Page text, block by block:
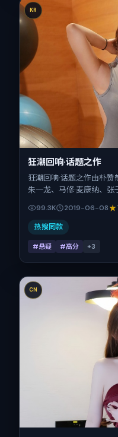
KR
狂潮回响·话题之作
狂潮回响·话题之作由朴赞
朱一龙、马修·麦康纳、
抉择与反转。2019年6月
分钟，适合喜欢强情节与
99.3K 2019-06-08
热搜同款
#悬疑 #高分 +3
CN